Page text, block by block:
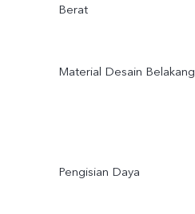
Berat
Material Desain Belakang
Pengisian Daya